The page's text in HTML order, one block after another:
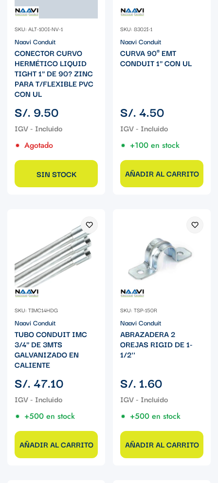
SKU: ALT-100I-NV-1
Naavi Conduit
CONECTOR CURVO
HERMÉTICO LIQUID
TIGHT 1" DE 90? ZINC
PARA T/FLEXIBLE PVC
CON UL
Precio
regular
S/. 9.50
Agotado
SIN STOCK
SKU: 8302I-1
Naavi Conduit
CURVA 90ª EMT
CONDUIT 1" CON UL
Precio
regular
S/. 4.50
+100 en stock
AÑADIR AL CARRITO
SKU: TIMC14HDG
Naavi Conduit
TUBO CONDUIT IMC
3/4" DE 3MTS
GALVANIZADO EN
CALIENTE
Precio
regular
S/. 47.10
+500 en stock
AÑADIR AL CARRITO
SKU: TSP-150R
Naavi Conduit
ABRAZADERA 2
OREJAS RIGID DE 1-
1/2''
Precio
regular
S/. 1.60
+500 en stock
AÑADIR AL CARRITO